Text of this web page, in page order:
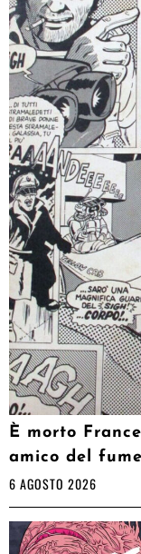
È morto
amico del
6 AGOSTO 2026